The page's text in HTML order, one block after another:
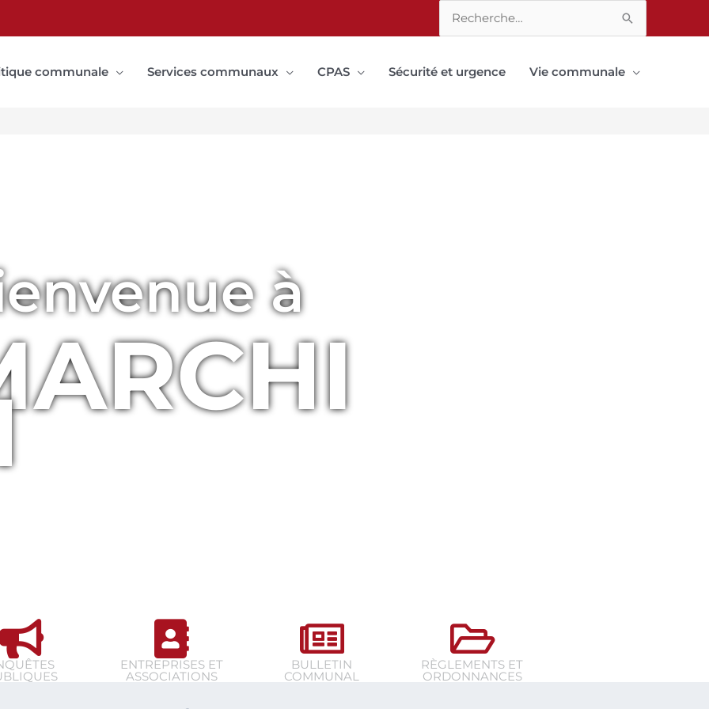
Rechercher :
communale Services communaux CPAS Sécurité et urgence Vie communale
à
ENTREPRISES ET
ASSOCIATIONS
BULLETIN
COMMUNAL
RÈGLEMENTS ET
ORDONNANCES